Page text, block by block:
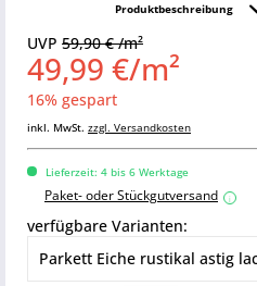
Produktbeschreibung
UVP 59,90 € /m²
49,99 €/m²
16% gespart
inkl. MwSt. zzgl. Versandkosten
Lieferzeit: 4 bis 6 Werktage
Paket- oder Stückgutversand i
verfügbare Varianten: